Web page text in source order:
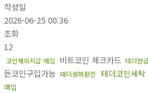
작성일
2026-06-25 00:36
조회
12
코인해외지갑 매입 비트코인 체크카드 테더현
든코인구입가능 태더원화환전 테더코인세탁
매입